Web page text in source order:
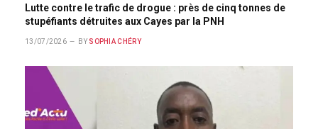
Lutte contre le trafic de drogue : près de cinq tonnes de
stupéfiants détruites aux Cayes par la PNH
13/07/2026 BY SOPHIA CHÉRY